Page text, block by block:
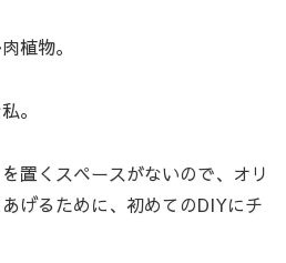
植物。
。
置くスペースがないので、オリ
げるために、初めてのDIYにチ